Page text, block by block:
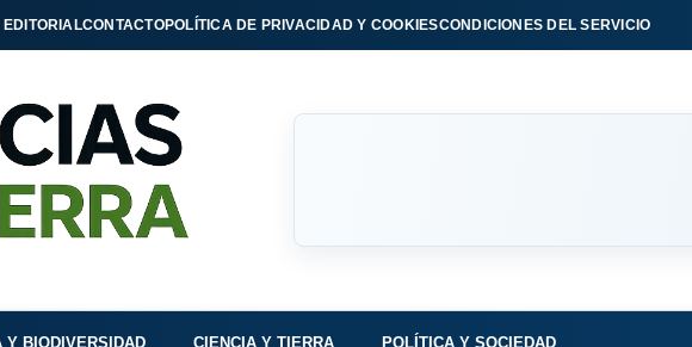
CONTACTOPOLÍTICA DE PRIVACIDAD Y COOKIESCONDICIONES DEL SERVICIO
Y BIODIVERSIDAD CIENCIA Y TIERRA POLÍTICA Y SOCIEDAD